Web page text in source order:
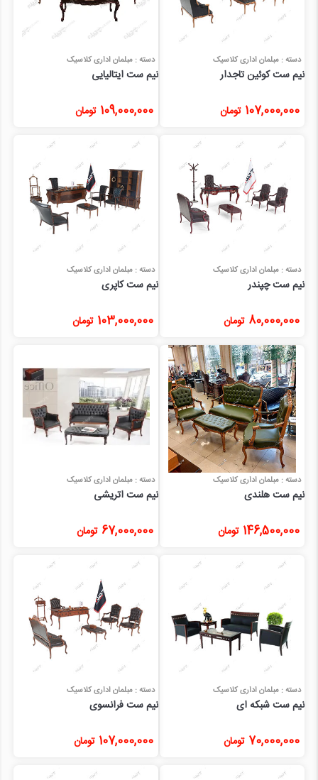
دسته : مبلمان اداری کلاسیک
نیم ست کوئین تاجدار
107,000,000 تومان
دسته : مبلمان اداری کلاسیک
نیم ست ایتالیایی
109,000,000 تومان
دسته : مبلمان اداری کلاسیک
نیم ست چپندر
80,000,000 تومان
دسته : مبلمان اداری کلاسیک
نیم ست کاپری
103,000,000 تومان
دسته : مبلمان اداری کلاسیک
نیم ست هلندی
146,500,000 تومان
دسته : مبلمان اداری کلاسیک
نیم ست اتریشی
67,000,000 تومان
دسته : مبلمان اداری کلاسیک
نیم ست شبکه ای
70,000,000 تومان
دسته : مبلمان اداری کلاسیک
نیم ست فرانسوی
107,000,000 تومان